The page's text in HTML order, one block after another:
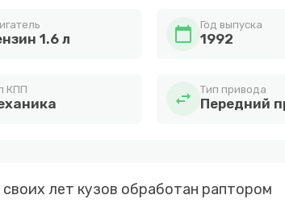
1.6 л calendar_today Год выпуска
1992
КПП swap_horiz Тип привода
Передний
лет кузов обработан раптором